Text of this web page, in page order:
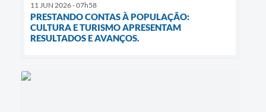
11 JUN 2026 - 07h58
PRESTANDO CONTAS À POPULAÇÃO:
CULTURA E TURISMO APRESENTAM
RESULTADOS E AVANÇOS.